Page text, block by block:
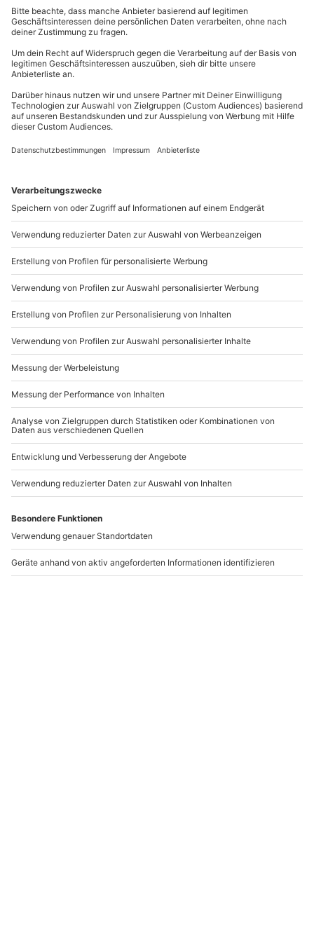
geworfen und Eure schönsten Posen gezeigt habt,
könnt Ihr aus 50 Fotos Eure drei Lieblinge
aussuchen. Diese erhaltet Ihr als Ausdruck in 15x20
und als digitale Datei.
aufErinnerungen, die bleiben? Dann verschenke
jetzt das Freunde Fotoshooting in Bonn!
1-6 Personen (zusätzliche Teilnehmer gegen
Aufpreis und nach Absprache möglich)
mydaysGmbH
Mühldorfstraße 8
81671 München
Du erreichst uns telefonisch zu folgenden Zeiten,
außer an bundesweiten Feiertagen:
Mo-Fr: 8-20 Uhr | Sa: 10-16 Uhr
Sichere Dir attraktive Firmenkunden Vorteile.
+49 89 / 21 12 90 20
Mo-Fr: 9-17 Uhr
b2b@mydays.de
www.b2b.mydays.de/
Artikelnummer:45831
Andere Produkte entdecken
Parfum Workshop und
Party inklusive Drinks
Wien
Fotoshooting Kassel